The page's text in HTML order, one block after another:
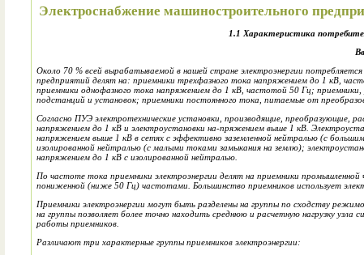
Электроснабжение машиностроительного
1.1 Характеристика
Около 70 % всей вырабатываемой в нашей стране электроэнергии потреб
предприятий делят на: приемники трехфазного тока напряжением до 1 кВ, час
приемники однофазного тока напряжением до 1 кВ, частотой 50 Гц; приемни
подстанций и установок; приемники постоянного тока, питаемые от преоб
Согласно ПУЭ электротехнические установки, производящие, преобразующие,
напряжением до 1 кВ и электроустановки на-пряжением выше 1 кВ.
напряжением выше 1 кВ в сетях с эффективно заземленной нейтралью (с
изолированной нейтралью (с малыми токами замыкания на землю);
напряжением до 1 кВ с изолированной нейтралью.
По частоте тока приемники электроэнергии делят на приемники промыш
пониженной (ниже 50 Гц) частотами. Большинство приемников использует
Приемники электроэнергии могут быть разделены на группы по сходству
на группы позволяет более точно находить среднюю и расчетную нагрузку узла
работы приемников.
Различают три характерные группы приемников электроэнергии: